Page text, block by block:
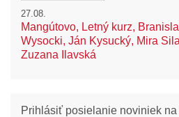
27.08.
Mangútovo, Letný kurz,
Wysocki, Ján Kysucký, Mira
Zuzana Ilavská
Prihlásiť posielanie noviniek na